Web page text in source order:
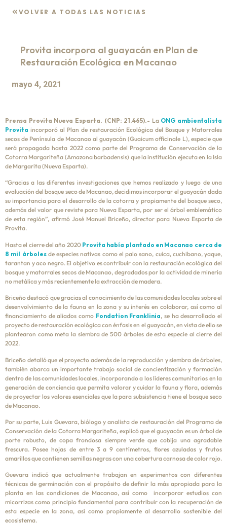
VOLVER A TODAS LAS NOTICIAS
Provita incorpora al guayacán en Plan de
Restauración Ecológica en Macanao
mayo 4, 2021
Prensa Provita Nueva Esparta. (CNP: 21.465).- La ONG ambientalista
Provita incorporó al Plan de restauración Ecológica del Bosque y Matorrales
secos de Península de Macanao al guayacán (Guaicum officinale L), especie que
será propagada hasta 2022 como parte del Programa de Conservación de la
Cotorra Margariteña (Amazona barbadensis) que la institución ejecuta en la Isla
de Margarita (Nueva Esparta).
“Gracias a las diferentes investigaciones que hemos realizado y luego de una
evaluación del bosque seco de Macanao, decidimos incorporar el guayacán dada
su importancia para el desarrollo de la cotorra y propiamente del bosque seco,
además del valor que reviste para Nueva Esparta, por ser el árbol emblemático
de esta región”, afirmó José Manuel Briceño, director para Nueva Esparta de
Provita.
Hasta el cierre del año 2020 Provita había plantado en Macanao cerca de
8 mil árbolesde especies nativas como el palo sano, cuica, cuchibano, yaque,
tarantan y aco negro. El objetivo es contribuir con la restauración ecológica del
bosque y matorrales secos de Macanao, degradados por la actividad de minería
no metálica y más recientemente la extracción de madera.
Briceño destacó que gracias al conocimiento de las comunidades locales sobre el
desenvolvimiento de la fauna en la zona y su interés en colaborar, así como al
financiamiento de aliados como Fondation Franklinia, se ha desarrollado el
proyecto de restauración ecológica con énfasis en el guayacán, en vista de ello se
plantearon como meta la siembra de 500 árboles de esta especie al cierre del
2022.
Briceño detalló que el proyecto además de la reproducción y siembra de árboles,
también abarca un importante trabajo social de concientización y formación
dentro de las comunidades locales, incorporando a los líderes comunitarios en la
generación de conciencia que permita valorar y cuidar la fauna y flora, además
de proyectar los valores esenciales que la para subsistencia tiene el bosque seco
de Macanao.
Por su parte, Luis Guevara, biólogo y analista de restauración del Programa de
Conservación de la Cotorra Margariteña, explicó que el guayacán es un árbol de
porte robusto, de copa frondosa siempre verde que cobija una agradable
frescura. Posee hojas de entre 3 a 9 centímetros, flores azuladas y frutos
amarillos que contienen semillas negras con una cobertura carnosa de color rojo.
Guevara indicó que actualmente trabajan en experimentos con diferentes
técnicas de germinación con el propósito de definir la más apropiada para la
planta en las condiciones de Macanao, así como incorporar estudios con
micorrizas como principio fundamental para contribuir con la recuperación de
esta especie en la zona, así como propiamente al desarrollo sostenible del
ecosistema.